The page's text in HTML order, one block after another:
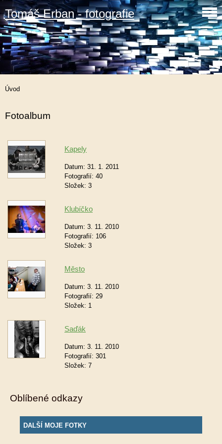
Tomáš Erban - fotografie
Úvod
Fotoalbum
Kapely
Datum: 31. 1. 2011
Fotografií: 40
Složek: 3
Klubíčko
Datum: 3. 11. 2010
Fotografií: 106
Složek: 3
Město
Datum: 3. 11. 2010
Fotografií: 29
Složek: 1
Saďák
Datum: 3. 11. 2010
Fotografií: 301
Složek: 7
Oblíbené odkazy
DALŠÍ MOJE FOTKY